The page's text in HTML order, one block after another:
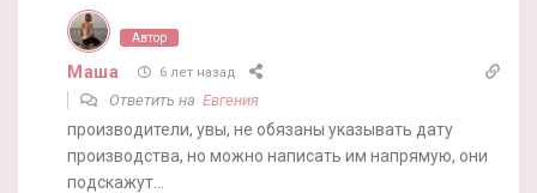
Автор
Маша 6 лет назад
Ответить на Евгения
производители, увы, не обязаны указывать дату
производства, но можно написать им напрямую, они
подскажут…